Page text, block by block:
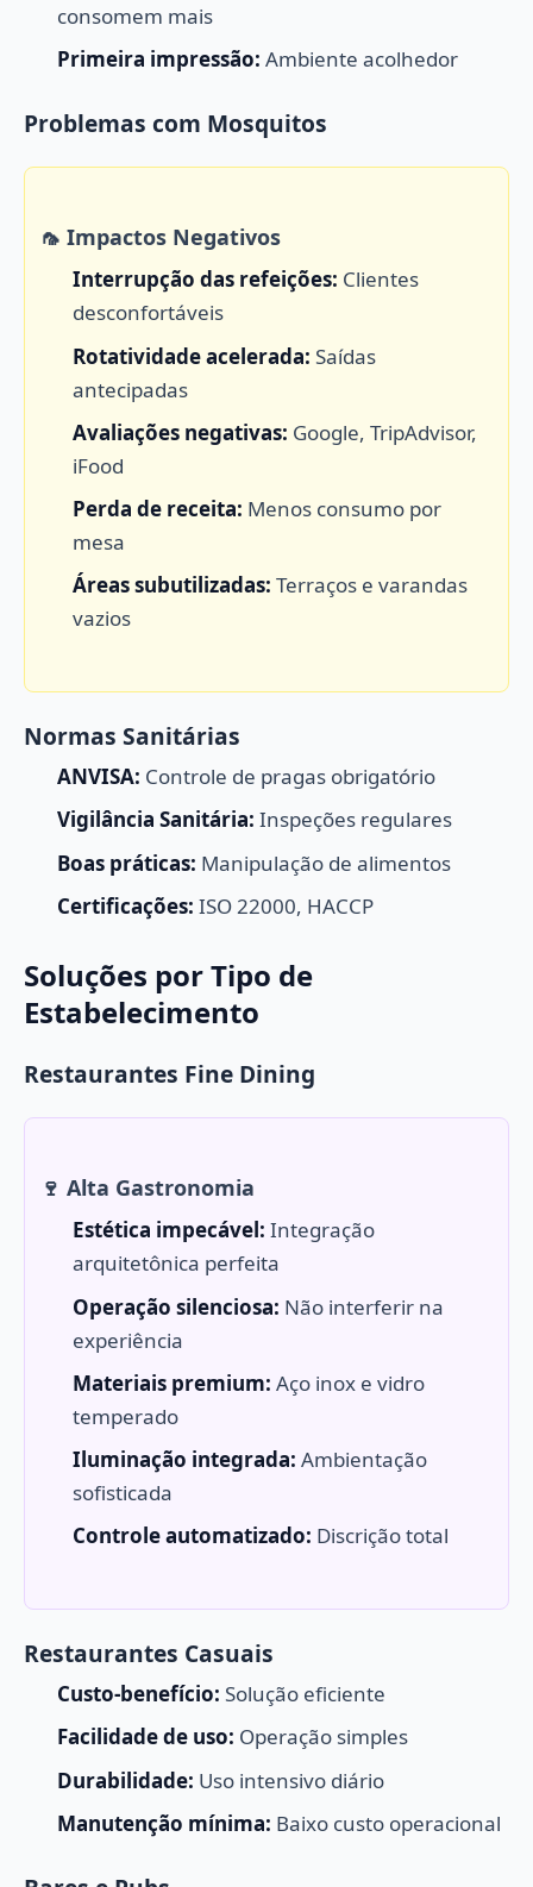
consomem mais
Primeira impressão: Ambiente acolhedor
Problemas com Mosquitos
🦟 Impactos Negativos
Interrupção das refeições: Clientes
desconfortáveis
Rotatividade acelerada: Saídas
antecipadas
Avaliações negativas: Google, TripAdvisor,
iFood
Perda de receita: Menos consumo por
mesa
Áreas subutilizadas: Terraços e varandas
vazios
Normas Sanitárias
ANVISA: Controle de pragas obrigatório
Vigilância Sanitária: Inspeções regulares
Boas práticas: Manipulação de alimentos
Certificações: ISO 22000, HACCP
Soluções por Tipo de
Estabelecimento
Restaurantes Fine Dining
🍷 Alta Gastronomia
Estética impecável: Integração
arquitetônica perfeita
Operação silenciosa: Não interferir na
experiência
Materiais premium: Aço inox e vidro
temperado
Iluminação integrada: Ambientação
sofisticada
Controle automatizado: Discrição total
Restaurantes Casuais
Custo-benefício: Solução eficiente
Facilidade de uso: Operação simples
Durabilidade: Uso intensivo diário
Manutenção mínima: Baixo custo operacional